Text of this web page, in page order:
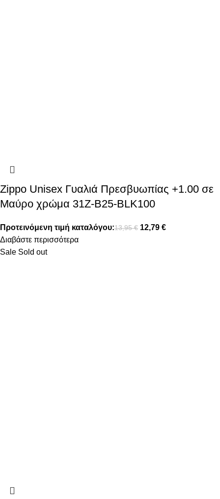
Zippo Unisex Γυαλιά Πρεσβυωπίας +1.00 σε
Μαύρο χρώμα 31Z-B25-BLK100
Προτεινόμενη τιμή καταλόγου:13,95€ 12,79 €
Διαβάστε περισσότερα
Sale Sold out